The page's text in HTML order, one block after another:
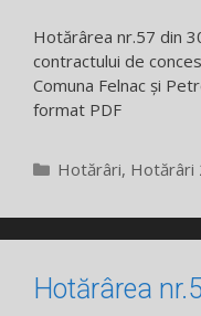
Hotărârea nr.57 din
contractului de
Comuna Felnac și
format PDF
Categorii
Hotărâri, Hotărâri
Hotărârea